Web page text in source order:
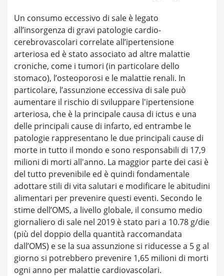
Un consumo eccessivo di sale è legato
all’insorgenza di gravi patologie cardio-
cerebrovascolari correlate all’ipertensione
arteriosa ed è stato associato ad altre malattie
croniche, come i tumori (in particolare dello
stomaco), l’osteoporosi e le malattie renali. In
particolare, l’assunzione eccessiva di sale può
aumentare il rischio di sviluppare l'ipertensione
arteriosa, che è la principale causa di ictus e una
delle principali cause di infarto, ed entrambe le
patologie rappresentano le due principali cause di
morte in tutto il mondo e sono responsabili di 17,9
milioni di morti all'anno. La maggior parte dei casi è
del tutto prevenibile ed è quindi fondamentale
adottare stili di vita salutari e modificare le abitudini
alimentari per prevenire questi eventi. Secondo le
stime dell’OMS, a livello globale, il consumo medio
giornaliero di sale nel 2019 è stato pari a 10.78 g/die
(più del doppio della quantità raccomandata
dall’OMS) e se la sua assunzione si riducesse a 5 g al
giorno si potrebbero prevenire 1,65 milioni di morti
ogni anno per malattie cardiovascolari.